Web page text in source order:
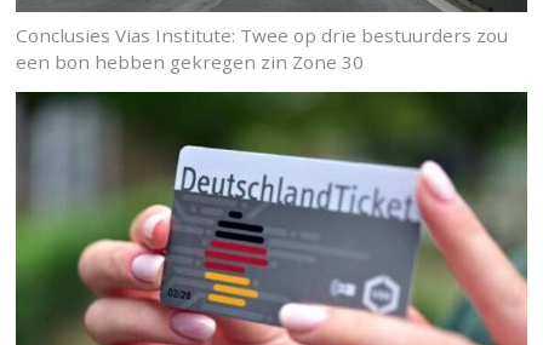
Conclusies Vias Institute: Twee op drie bestuurders zou
een bon hebben gekregen zin Zone 30